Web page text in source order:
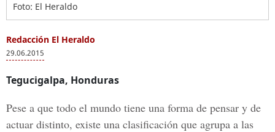
Foto: El Heraldo
Redacción El Heraldo
29.06.2015
Tegucigalpa, Honduras
Pese a que todo el mundo tiene una forma de pensar y de
actuar distinto, existe una clasificación que agrupa a las